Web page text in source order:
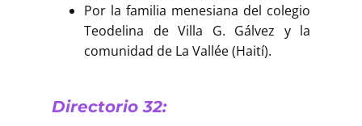
Por la familia menesiana del colegio
Teodelina de Villa G. Gálvez y la
comunidad de La Vallée (Haití).
Directorio 32: